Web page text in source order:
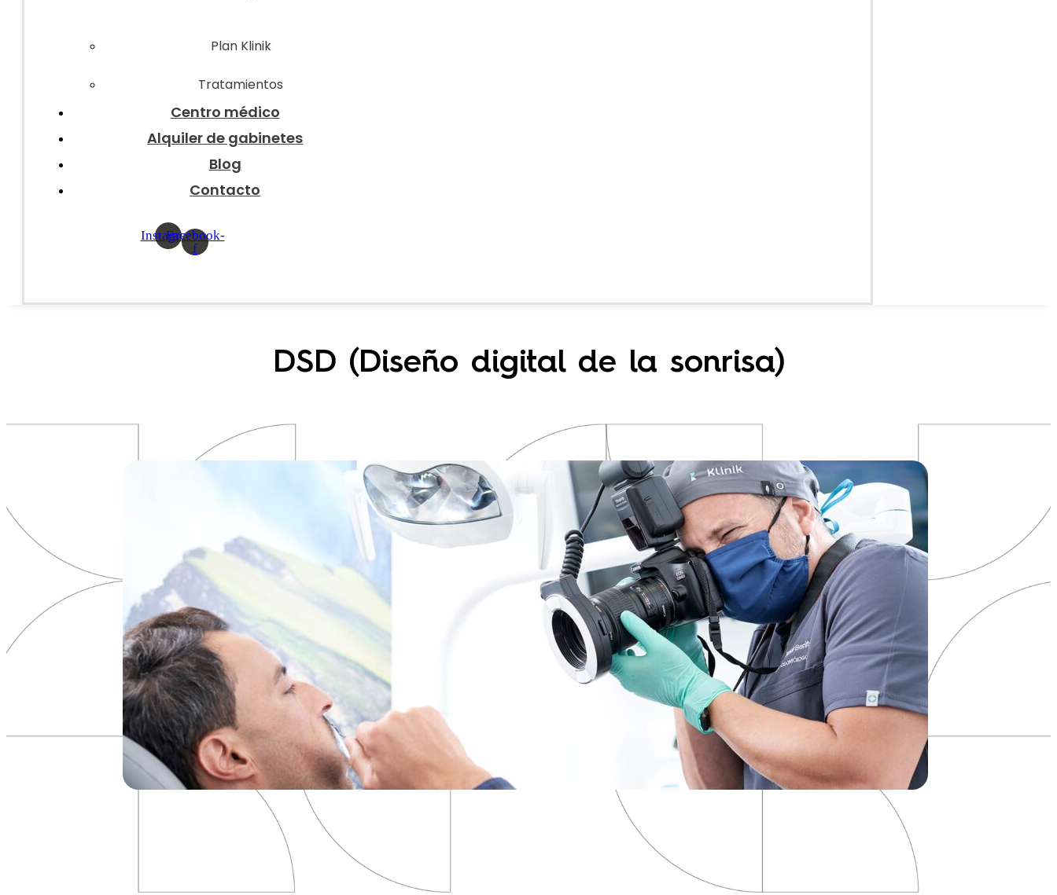
Plan Klinik
Tratamientos
Centro médico
Alquiler de gabinetes
Blog
Contacto
Instagram
Facebook-
f
DSD (Diseño digital de la sonrisa)